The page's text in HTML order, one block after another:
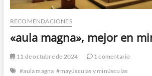
RECOMENDACIONES
«aula magna», mejor en
11 de octubre de 2024
1 comentario
#aula magna #mayúsculas y minúsculas